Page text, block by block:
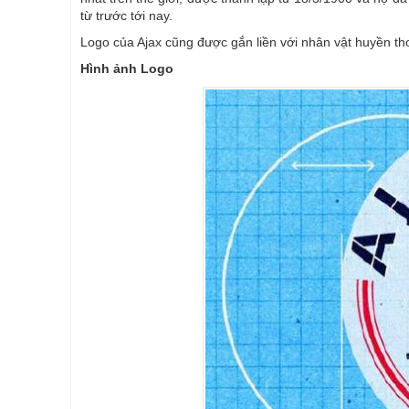
từ trước tới nay.
Logo của Ajax cũng được gắn liền với nhân vật huyền
Hình ảnh Logo